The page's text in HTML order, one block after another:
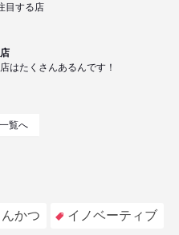
目する店
はたくさんあるんです！
覧へ
んかつ イノベーティブ